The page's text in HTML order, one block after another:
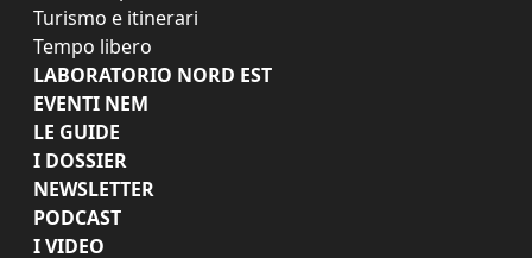
Turismo e itinerari
Tempo libero
LABORATORIO NORD EST
EVENTI NEM
LE GUIDE
I DOSSIER
NEWSLETTER
PODCAST
I VIDEO